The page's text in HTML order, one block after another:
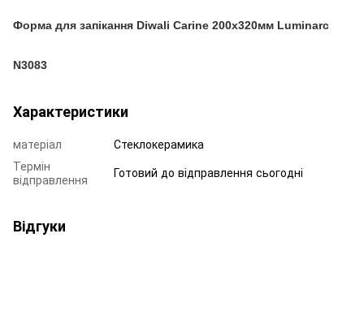
Форма для запікання Diwali Carine 200х320мм Luminarc
N3083
Характеристики
матеріал
Стеклокерамика
Термін
відправлення
Готовий до відправлення сьогодні
Відгуки